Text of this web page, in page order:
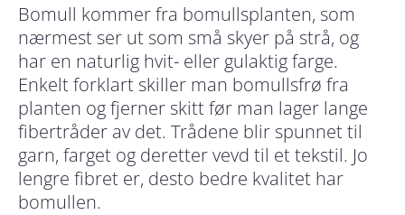
Bomull kommer fra bomullsplanten, som
nærmest ser ut som små skyer på strå, og
har en naturlig hvit- eller gulaktig farge.
Enkelt forklart skiller man bomullsfrø fra
planten og fjerner skitt før man lager lange
fibertråder av det. Trådene blir spunnet til
garn, farget og deretter vevd til et tekstil. Jo
lengre fibret er, desto bedre kvalitet har
bomullen.